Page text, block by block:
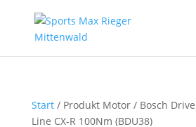
Start/ Produkt Motor / Bosch
Line CX-R 100Nm (BDU38)